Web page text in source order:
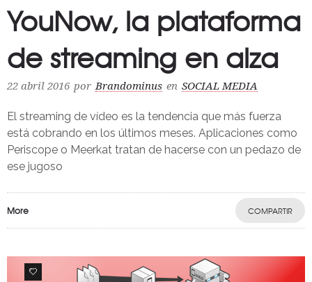
YouNow, la plataforma
de streaming en alza
22 abril 2016 por Brandominus en SOCIAL MEDIA
El streaming de vídeo es la tendencia que más fuerza
está cobrando en los últimos meses. Aplicaciones como
Periscope o Meerkat tratan de hacerse con un pedazo de
ese jugoso
More COMPARTIR
1